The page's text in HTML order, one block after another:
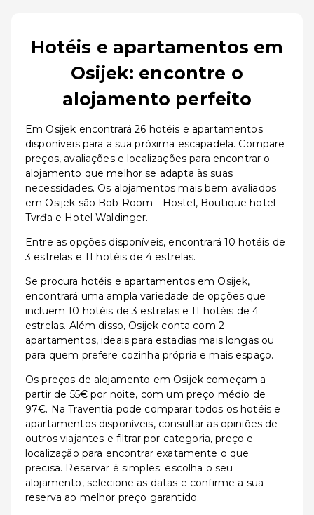
Hotéis e apartamentos em
Osijek: encontre o
alojamento perfeito
Em Osijek encontrará 26 hotéis e apartamentos
disponíveis para a sua próxima escapadela. Compare
preços, avaliações e localizações para encontrar o
alojamento que melhor se adapta às suas
necessidades. Os alojamentos mais bem avaliados
em Osijek são Bob Room - Hostel, Boutique hotel
Tvrđa e Hotel Waldinger.
Entre as opções disponíveis, encontrará 10 hotéis de
3 estrelas e 11 hotéis de 4 estrelas.
Se procura hotéis e apartamentos em Osijek,
encontrará uma ampla variedade de opções que
incluem 10 hotéis de 3 estrelas e 11 hotéis de 4
estrelas. Além disso, Osijek conta com 2
apartamentos, ideais para estadias mais longas ou
para quem prefere cozinha própria e mais espaço.
Os preços de alojamento em Osijek começam a
partir de 55€ por noite, com um preço médio de
97€. Na Traventia pode comparar todos os hotéis e
apartamentos disponíveis, consultar as opiniões de
outros viajantes e filtrar por categoria, preço e
localização para encontrar exatamente o que
precisa. Reservar é simples: escolha o seu
alojamento, selecione as datas e confirme a sua
reserva ao melhor preço garantido.